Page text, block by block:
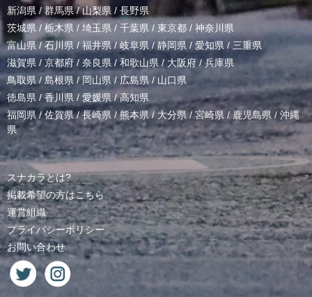
新潟県 /群馬県/山梨県 / 長野県
茨城県 / 栃木県 / 埼玉県 / 千葉県 / 東京都 / 神奈川県
富山県 /石川県/福井県/岐阜県 / 静岡県 / 愛知県 / 三重県
滋賀県 / 京都府 / 奈良県 / 和歌山県/ 大阪府 /兵庫県
鳥取県/ 島根県 /岡山県/ 広島県 / 山口県
徳島県 /香川県 / 愛媛県/高知県
福岡県/佐賀県/長崎県 /熊本県/ 大分県/宮崎県 /鹿児島県 / 沖縄
県
スナカラとは?
掲載希望の方はこちら
運営組織
プライバシーポリシー
お問い合わせ